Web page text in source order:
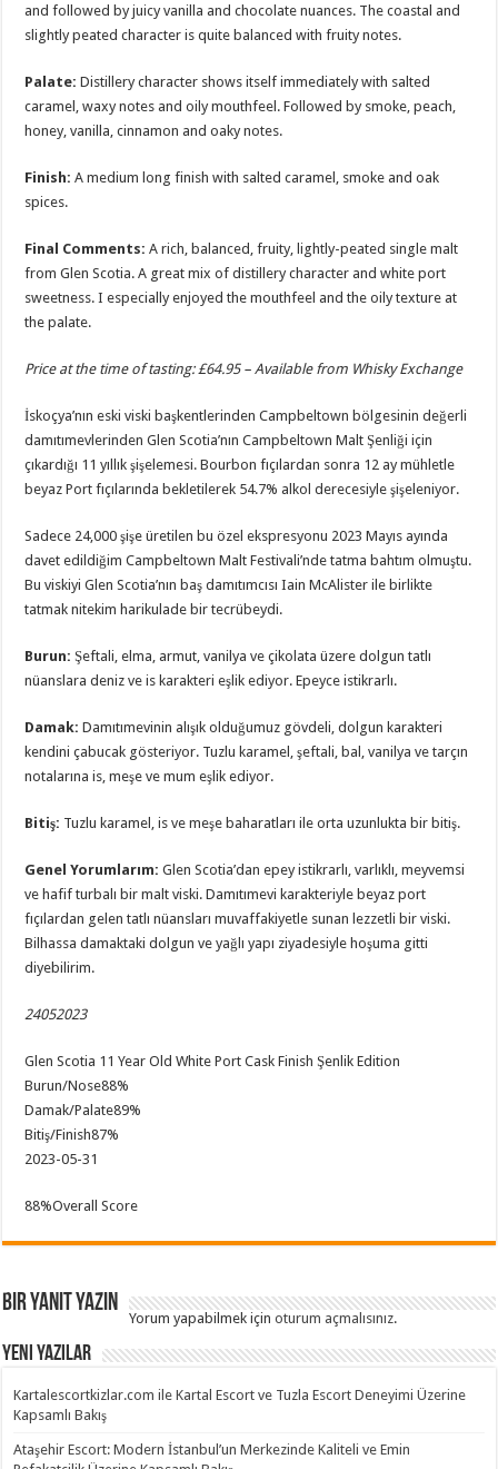
and followed by juicy vanilla and chocolate nuances. The coastal and
slightly peated character is quite balanced with fruity notes.
Palate:Distillery character shows itself immediately with salted
caramel, waxy notes and oily mouthfeel. Followed by smoke, peach,
honey, vanilla, cinnamon and oaky notes.
Finish: A medium long finish with salted caramel, smoke and oak
spices.
Final Comments:A rich, balanced, fruity, lightly-peated single malt
from Glen Scotia. A great mix of distillery character and white port
sweetness. I especially enjoyed the mouthfeel and the oily texture at
the palate.
Price at the time of tasting: £64.95 – Available from Whisky Exchange
İskoçya’nın eski viski başkentlerinden Campbeltown bölgesinin değerli
damıtımevlerinden Glen Scotia’nın Campbeltown Malt Şenliği için
çıkardığı 11 yıllık şişelemesi. Bourbon fıçılardan sonra 12 ay mühletle
beyaz Port fıçılarında bekletilerek 54.7% alkol derecesiyle şişeleniyor.
Sadece 24,000 şişe üretilen bu özel ekspresyonu 2023 Mayıs ayında
davet edildiğim Campbeltown Malt Festivali’nde tatma bahtım olmuştu.
Bu viskiyi Glen Scotia’nın baş damıtımcısı Iain McAlister ile birlikte
tatmak nitekim harikulade bir tecrübeydi.
Burun: Şeftali, elma, armut, vanilya ve çikolata üzere dolgun tatlı
nüanslara deniz ve is karakteri eşlik ediyor. Epeyce istikrarlı.
Damak: Damıtımevinin alışık olduğumuz gövdeli, dolgun karakteri
kendini çabucak gösteriyor. Tuzlu karamel, şeftali, bal, vanilya ve tarçın
notalarına is, meşe ve mum eşlik ediyor.
Bitiş: Tuzlu karamel, is ve meşe baharatları ile orta uzunlukta bir bitiş.
Genel Yorumlarım:Glen Scotia’dan epey istikrarlı, varlıklı, meyvemsi
ve hafif turbalı bir malt viski. Damıtımevi karakteriyle beyaz port
fıçılardan gelen tatlı nüansları muvaffakiyetle sunan lezzetli bir viski.
Bilhassa damaktaki dolgun ve yağlı yapı ziyadesiyle hoşuma gitti
diyebilirim.
24052023
Glen Scotia 11 Year Old White Port Cask Finish Şenlik Edition
Burun/Nose88%
Damak/Palate89%
Bitiş/Finish87%
2023-05-31
88%Overall Score
Bir yanıt yazın
Yorum yapabilmek içinoturum açmalısınız.
Yeni Yazılar
Kartalescortkizlar.com ile Kartal Escort ve Tuzla Escort Deneyimi Üzerine
Kapsamlı Bakış
Ataşehir Escort: Modern İstanbul’un Merkezinde Kaliteli ve Emin